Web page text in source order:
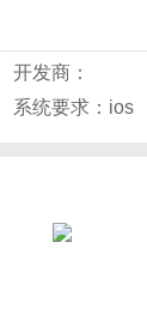
新建标签】
后点击【下一
打印！
开发商：
系统要求：ios